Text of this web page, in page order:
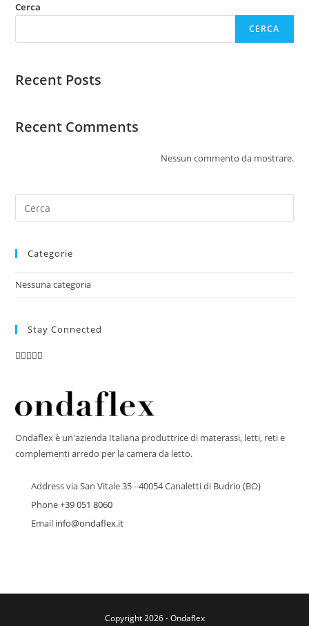
Cerca
CERCA
Recent Posts
Recent Comments
Nessun commento da mostrare.
Categorie
Nessuna categoria
Stay Connected
Ondaflex è un'azienda Italiana produttrice di materassi, letti, reti e
complementi arredo per la camera da letto.
Addressvia San Vitale 35 - 40054 Canaletti di Budrio (BO)
Phone+39 051 8060
Email info@ondaflex.it
Copyright 2026 - Ondaflex